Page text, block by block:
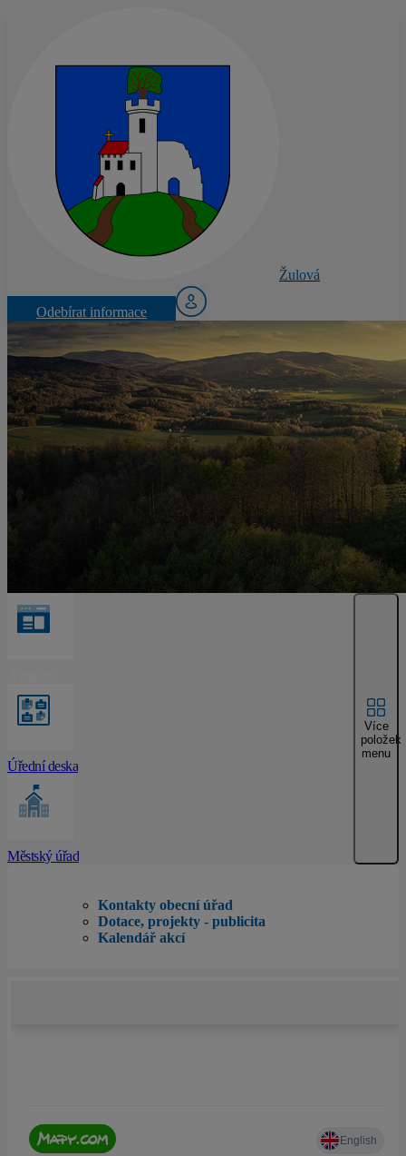
Žulová
Odebírat informace
Úřední deska
Městský úřad
Více
položek
menu
Kontakty obecní úřad
Dotace, projekty - publicita
Kalendář akcí